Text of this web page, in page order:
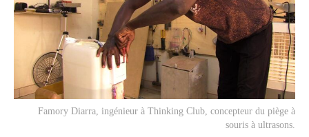
Famory Diarra, ingénieur à Thinking Club, concepteur du piège à
souris à ultrasons.